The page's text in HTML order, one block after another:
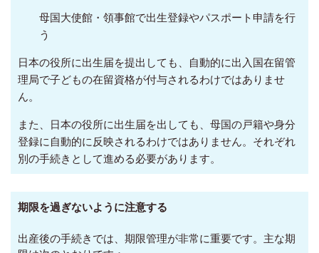
母国大使館・領事館で出生登録やパスポート申請を行
う
日本の役所に出生届を提出しても、自動的に出入国在留管
理局で子どもの在留資格が付与されるわけではありませ
ん。
また、日本の役所に出生届を出しても、母国の戸籍や身分
登録に自動的に反映されるわけではありません。それぞれ
別の手続きとして進める必要があります。
期限を過ぎないように注意する
出産後の手続きでは、期限管理が非常に重要です。 主な期